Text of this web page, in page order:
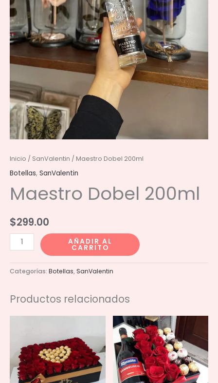
Inicio / SanValentin / Maestro Dobel 200ml
Botellas, SanValentin
Maestro Dobel 200ml
$299.00
Maestro
Dobel
200ml
cantidad
AÑADIR AL
CARRITO
Categorías: Botellas,SanValentin
Productos relacionados